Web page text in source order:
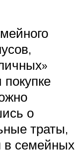
о
траты,
в семейных